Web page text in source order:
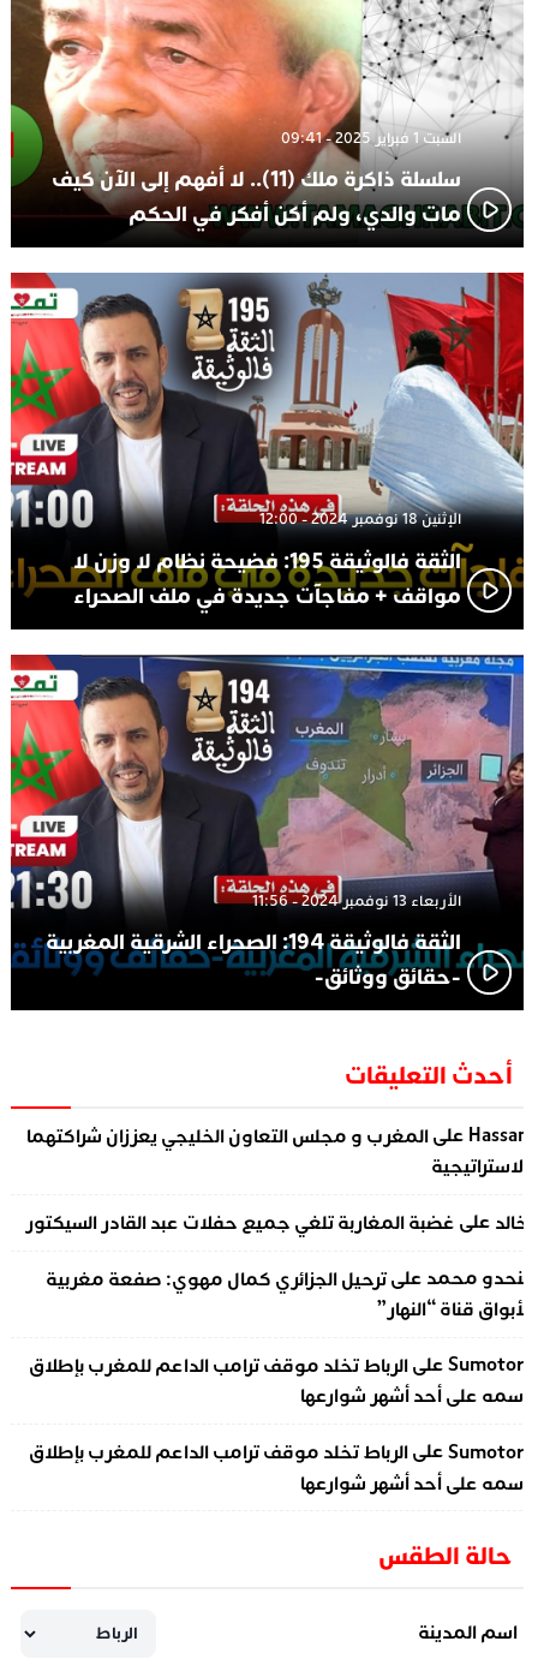
السبت 1 فبراير 2025 - 09:41
سلسلة ذاكرة ملك (11).. لا أفهم إلى الآن كيف
مات والدي، ولم أكن أفكر في الحكم
الإثنين 18 نوفمبر 2024 - 12:00
الثقة فالوثيقة 195: فضيحة نظام لا وزن لا
مواقف + مفاجآت جديدة في ملف الصحراء
الأربعاء 13 نوفمبر 2024 - 11:56
الثقة فالوثيقة 194: الصحراء الشرقية المغربية
-حقائق ووثائق-
أحدث التعليقات
علىالمغرب و مجلس التعاون الخليجي يعززان شراكتهما
علىغضبة المغاربة تلغي جميع حفلات عبد القادر السيكتور
محمدعلىترحيل الجزائري كمال مهوي: صفعة مغربية
قناة “النهار”
علىالرباط تخلد موقف ترامب الداعم للمغرب بإطلاق
على أحد أشهر شوارعها
علىالرباط تخلد موقف ترامب الداعم للمغرب بإطلاق
على أحد أشهر شوارعها
حالة الطقس
اسم المدينة